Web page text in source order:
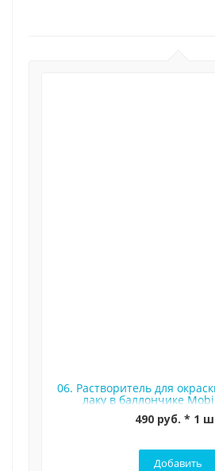
06. Растворитель для
лаку в баллончике
490 руб. * 1
Добавить